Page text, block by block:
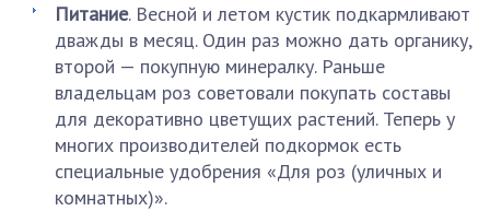
Питание. Весной и летом кустик подкармливают
дважды в месяц. Один раз можно дать органику,
второй — покупную минералку. Раньше
владельцам роз советовали покупать составы
для декоративно цветущих растений. Теперь у
многих производителей подкормок есть
специальные удобрения «Для роз (уличных и
комнатных)».